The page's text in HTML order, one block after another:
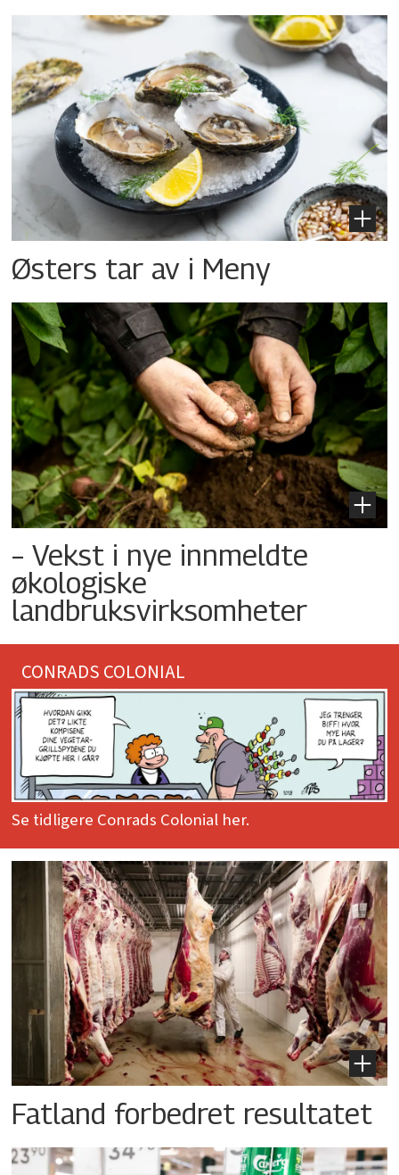
Østers tar av i Meny
– Vekst i nye innmeldte
økologiske
landbruksvirksomheter
CONRADS COLONIAL
Se tidligere Conrads Colonial her.
Fatland forbedret resultatet